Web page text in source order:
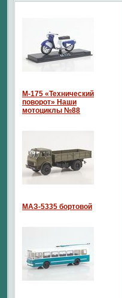
М-175 «Технический
поворот» Наши
мотоциклы №88
МАЗ-5335 бортовой